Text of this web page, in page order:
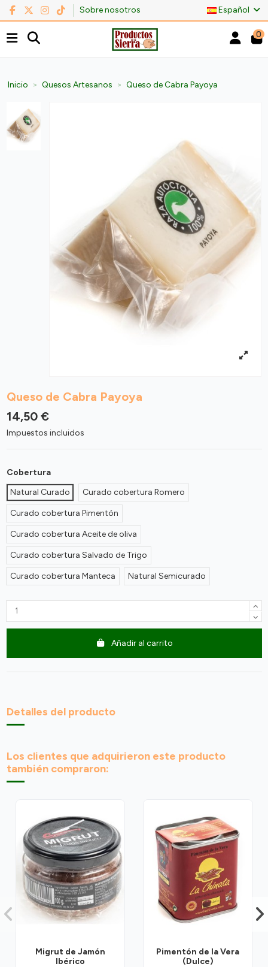
Sobre nosotros Español
0
Inicio Quesos Artesanos Queso de Cabra Payoya
Queso de Cabra Payoya
14,50 €
Impuestos incluidos
Cobertura
Natural Curado
Curado cobertura Romero
Curado cobertura Pimentón
Curado cobertura Aceite de oliva
Curado cobertura Salvado de Trigo
Curado cobertura Manteca Natural Semicurado
Añadir al carrito
Detalles del producto
Los clientes que adquirieron este producto
también compraron:
Migrut de Jamón
Ibérico
Pimentón de la Vera
(Dulce)